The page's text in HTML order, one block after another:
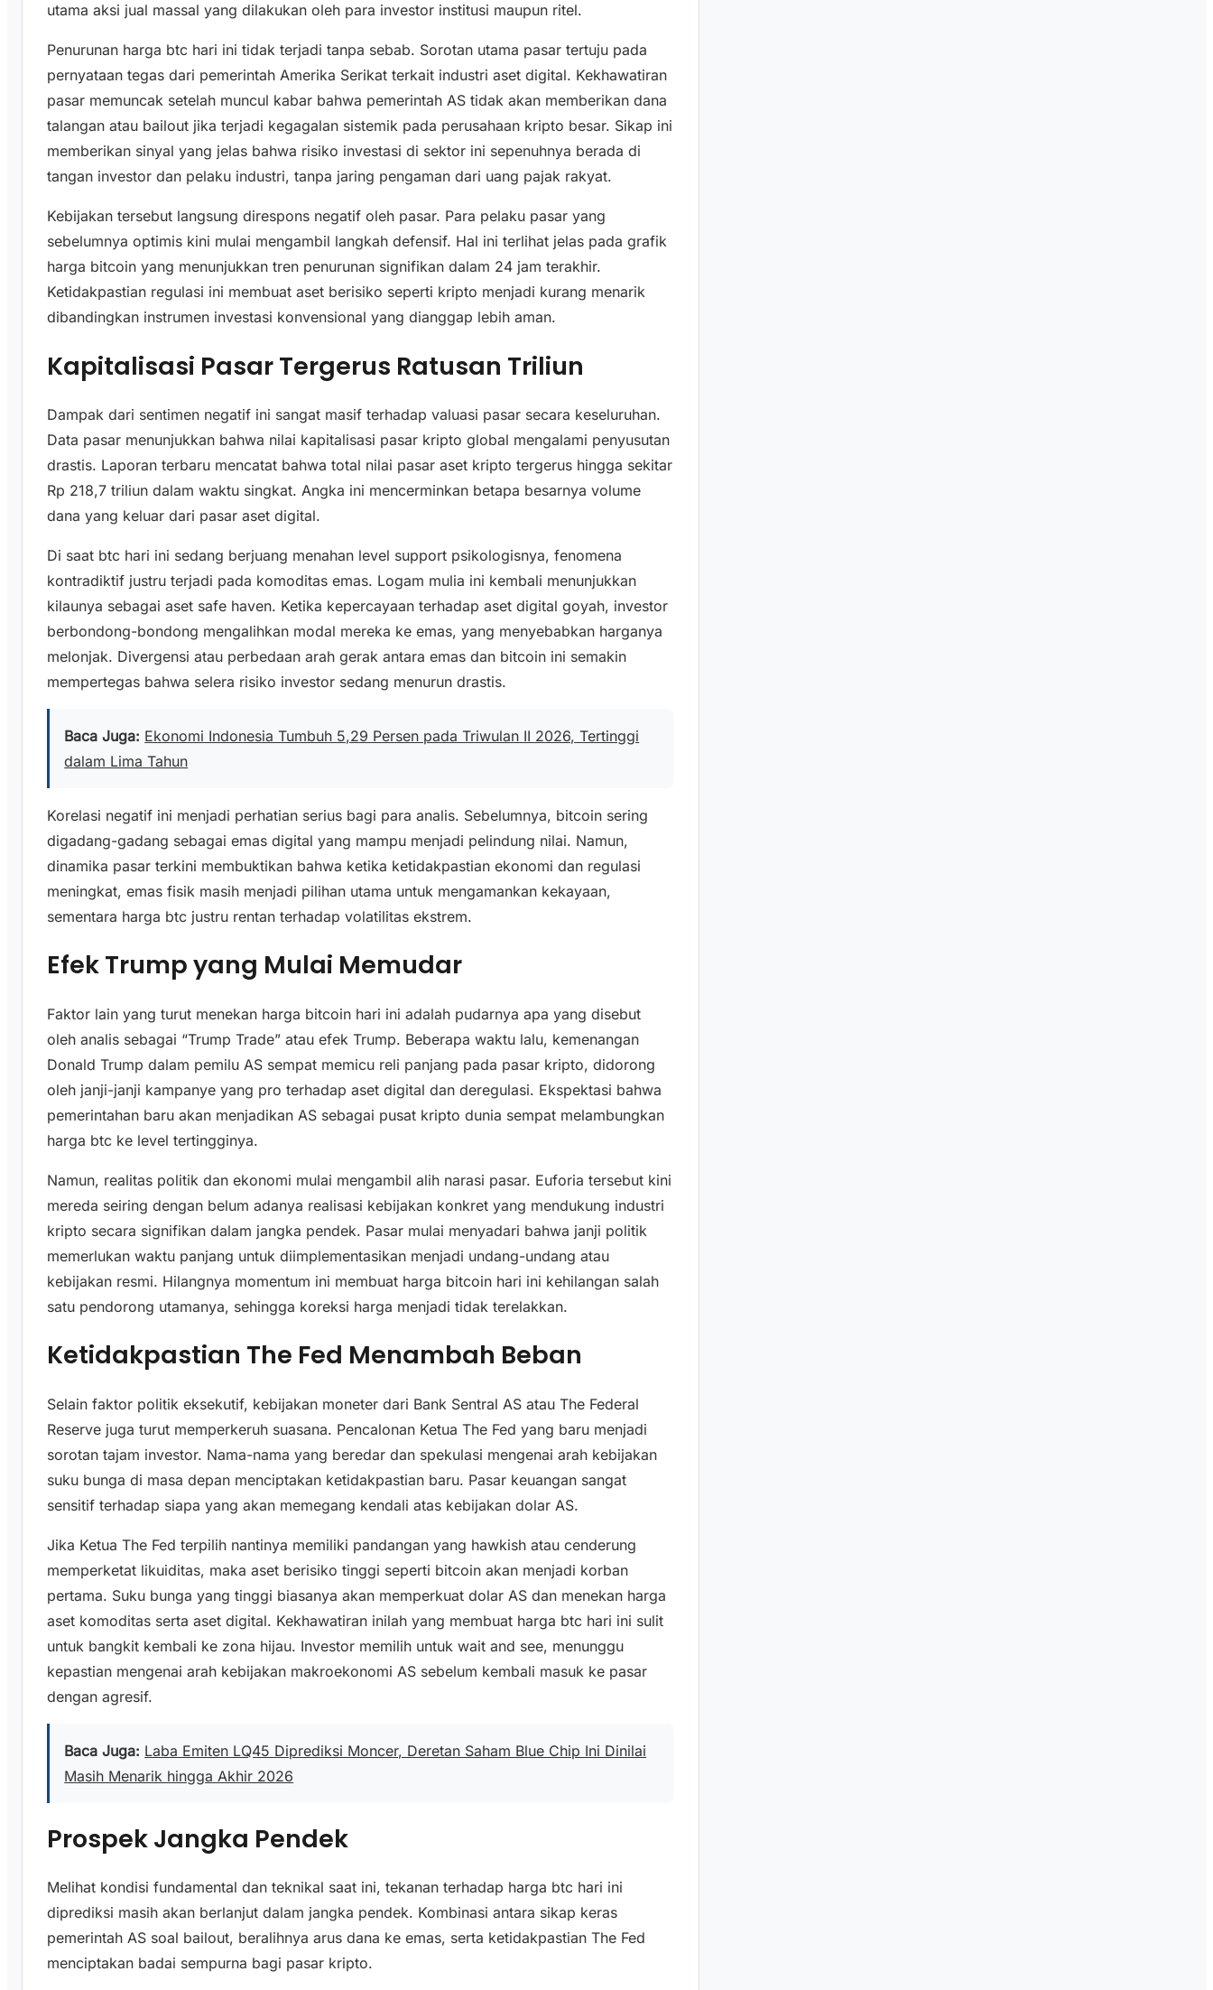
utama aksi jual massal yang dilakukan oleh para investor institusi maupun ritel.
Penurunan harga btc hari ini tidak terjadi tanpa sebab. Sorotan utama pasar tertuju pada
pernyataan tegas dari pemerintah Amerika Serikat terkait industri aset digital. Kekhawatiran
pasar memuncak setelah muncul kabar bahwa pemerintah AS tidak akan memberikan dana
talangan atau bailout jika terjadi kegagalan sistemik pada perusahaan kripto besar. Sikap ini
memberikan sinyal yang jelas bahwa risiko investasi di sektor ini sepenuhnya berada di
tangan investor dan pelaku industri, tanpa jaring pengaman dari uang pajak rakyat.
Kebijakan tersebut langsung direspons negatif oleh pasar. Para pelaku pasar yang
sebelumnya optimis kini mulai mengambil langkah defensif. Hal ini terlihat jelas pada grafik
harga bitcoin yang menunjukkan tren penurunan signifikan dalam 24 jam terakhir.
Ketidakpastian regulasi ini membuat aset berisiko seperti kripto menjadi kurang menarik
dibandingkan instrumen investasi konvensional yang dianggap lebih aman.
Kapitalisasi Pasar Tergerus Ratusan Triliun
Dampak dari sentimen negatif ini sangat masif terhadap valuasi pasar secara keseluruhan.
Data pasar menunjukkan bahwa nilai kapitalisasi pasar kripto global mengalami penyusutan
drastis. Laporan terbaru mencatat bahwa total nilai pasar aset kripto tergerus hingga sekitar
Rp 218,7 triliun dalam waktu singkat. Angka ini mencerminkan betapa besarnya volume
dana yang keluar dari pasar aset digital.
Di saat btc hari ini sedang berjuang menahan level support psikologisnya, fenomena
kontradiktif justru terjadi pada komoditas emas. Logam mulia ini kembali menunjukkan
kilaunya sebagai aset safe haven. Ketika kepercayaan terhadap aset digital goyah, investor
berbondong-bondong mengalihkan modal mereka ke emas, yang menyebabkan harganya
melonjak. Divergensi atau perbedaan arah gerak antara emas dan bitcoin ini semakin
mempertegas bahwa selera risiko investor sedang menurun drastis.
Baca Juga: Ekonomi Indonesia Tumbuh 5,29 Persen pada Triwulan II 2026, Tertinggi
dalam Lima Tahun
Korelasi negatif ini menjadi perhatian serius bagi para analis. Sebelumnya, bitcoin sering
digadang-gadang sebagai emas digital yang mampu menjadi pelindung nilai. Namun,
dinamika pasar terkini membuktikan bahwa ketika ketidakpastian ekonomi dan regulasi
meningkat, emas fisik masih menjadi pilihan utama untuk mengamankan kekayaan,
sementara harga btc justru rentan terhadap volatilitas ekstrem.
Efek Trump yang Mulai Memudar
Faktor lain yang turut menekan harga bitcoin hari ini adalah pudarnya apa yang disebut
oleh analis sebagai “Trump Trade” atau efek Trump. Beberapa waktu lalu, kemenangan
Donald Trump dalam pemilu AS sempat memicu reli panjang pada pasar kripto, didorong
oleh janji-janji kampanye yang pro terhadap aset digital dan deregulasi. Ekspektasi bahwa
pemerintahan baru akan menjadikan AS sebagai pusat kripto dunia sempat melambungkan
harga btc ke level tertingginya.
Namun, realitas politik dan ekonomi mulai mengambil alih narasi pasar. Euforia tersebut kini
mereda seiring dengan belum adanya realisasi kebijakan konkret yang mendukung industri
kripto secara signifikan dalam jangka pendek. Pasar mulai menyadari bahwa janji politik
memerlukan waktu panjang untuk diimplementasikan menjadi undang-undang atau
kebijakan resmi. Hilangnya momentum ini membuat harga bitcoin hari ini kehilangan salah
satu pendorong utamanya, sehingga koreksi harga menjadi tidak terelakkan.
Ketidakpastian The Fed Menambah Beban
Selain faktor politik eksekutif, kebijakan moneter dari Bank Sentral AS atau The Federal
Reserve juga turut memperkeruh suasana. Pencalonan Ketua The Fed yang baru menjadi
sorotan tajam investor. Nama-nama yang beredar dan spekulasi mengenai arah kebijakan
suku bunga di masa depan menciptakan ketidakpastian baru. Pasar keuangan sangat
sensitif terhadap siapa yang akan memegang kendali atas kebijakan dolar AS.
Jika Ketua The Fed terpilih nantinya memiliki pandangan yang hawkish atau cenderung
memperketat likuiditas, maka aset berisiko tinggi seperti bitcoin akan menjadi korban
pertama. Suku bunga yang tinggi biasanya akan memperkuat dolar AS dan menekan harga
aset komoditas serta aset digital. Kekhawatiran inilah yang membuat harga btc hari ini sulit
untuk bangkit kembali ke zona hijau. Investor memilih untuk wait and see, menunggu
kepastian mengenai arah kebijakan makroekonomi AS sebelum kembali masuk ke pasar
dengan agresif.
Baca Juga: Laba Emiten LQ45 Diprediksi Moncer, Deretan Saham Blue Chip Ini Dinilai
Masih Menarik hingga Akhir 2026
Prospek Jangka Pendek
Melihat kondisi fundamental dan teknikal saat ini, tekanan terhadap harga btc hari ini
diprediksi masih akan berlanjut dalam jangka pendek. Kombinasi antara sikap keras
pemerintah AS soal bailout, beralihnya arus dana ke emas, serta ketidakpastian The Fed
menciptakan badai sempurna bagi pasar kripto.